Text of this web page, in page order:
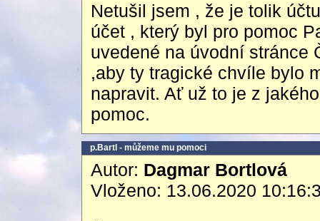
Netušil jsem , že je tolik
účet , který byl pro pomoc
uvedené na úvodní stránce
,aby ty tragické chvíle bylo
napravit. Ať už to je z
pomoc.
p.Bartl - můžeme mu pomoci
Autor: Dagmar Bortlová
Vloženo: 13.06.2020